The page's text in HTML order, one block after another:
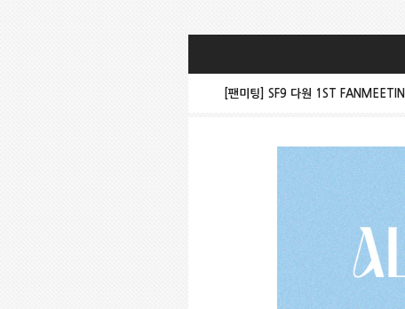
[팬미팅] SF9 다원 1ST